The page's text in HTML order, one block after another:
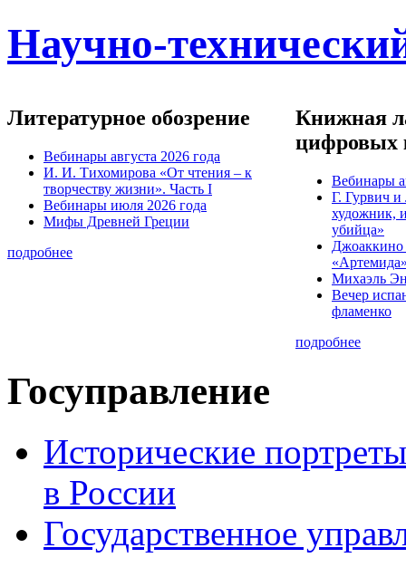
Научно-
Литературное обозрение
Вебинары августа 2026 года
И. И. Тихомирова «От чтения – к
творчеству жизни». Часть I
Вебинары июля 2026 года
Мифы Древней Греции
подробнее
Книжная
цифровых
Вебинары
Г. Гурвич
художник,
убийца»
Михаэль
Вечер
фламенко
подробнее
Госуправление
Исторические
в России
Государственное